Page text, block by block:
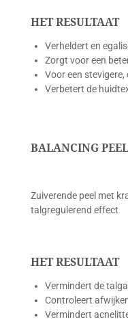
HET RESULTAAT
Verheldert en
Zorgt voor een
Voor een stevigere,
Verbetert de
BALANCING PEEL
Zuiverende peel met
talgregulerend effect
HET RESULTAAT
Vermindert de
Controleert
Vermindert